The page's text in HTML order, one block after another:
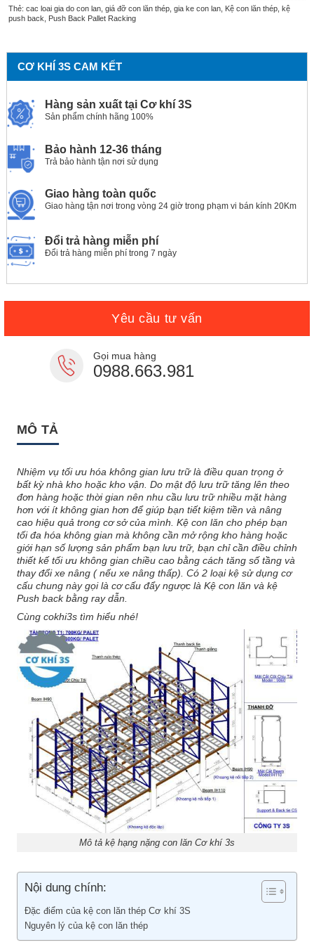
Thẻ: cac loai gia do con lan giá đỡ con lăn thép gia ke con lan Kệ con lăn thép kệ
push back
Push Back Pallet Racking
CƠ KHÍ 3S CAM KẾT
Hàng sản xuất tại Cơ khí 3S
Sản phẩm chính hãng 100%
Bảo hành 12-36 tháng
Trả bảo hành tận nơi sử dụng
Giao hàng toàn quốc
Giao hàng tận nơi trong vòng 24 giờ trong phạm vi bán kính 20Km
Đổi trả hàng miễn phí
Đổi trả hàng miễn phí trong 7 ngày
Yêu cầu tư vấn
Gọi mua hàng
0988.663.981
MÔ TẢ
Nhiệm vụ tối ưu hóa không gian lưu trữ là điều quan trọng ở
bất kỳ nhà kho hoặc kho vận. Do mật độ lưu trữ tăng lên theo
đơn hàng hoặc thời gian nên nhu cầu lưu trữ nhiều mặt hàng
hơn với ít không gian hơn để giúp bạn tiết kiệm tiền và nâng
cao hiệu quả trong cơ sở của mình. Kệ con lăn cho phép bạn
tối đa hóa không gian mà không cần mở rộng kho hàng hoặc
giới hạn số lượng sản phẩm bạn lưu trữ, bạn chỉ cần điều chỉnh
thiết kế tối ưu không gian chiều cao bằng cách tăng số tầng và
thay đổi xe nâng ( nếu xe nâng thấp). Có 2 loại kệ sử dụng cơ
cấu chung này gọi là cơ cấu đẩy ngược là Kệ con lăn và kệ
Push back bằng ray dẫn.
Cùng cokhi3s tìm hiểu nhé!
Mô tả kệ hạng nặng con lăn Cơ khí 3s
Nội dung chính:
Đặc điểm của kệ con lăn thép Cơ khí 3S
Nguyên lý của kệ con lăn thép